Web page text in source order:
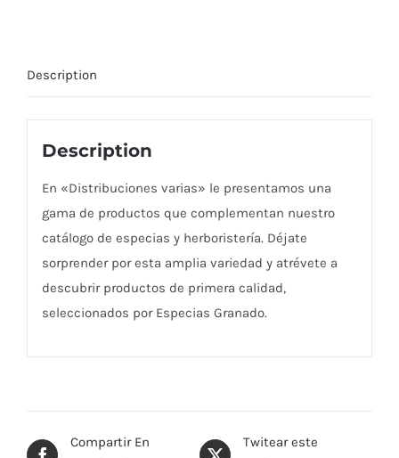
Description
Description
En «Distribuciones varias» le presentamos una
gama de productos que complementan nuestro
catálogo de especias y herboristería. Déjate
sorprender por esta amplia variedad y atrévete a
descubrir productos de primera calidad,
seleccionados por Especias Granado.
Compartir En
Twitear este